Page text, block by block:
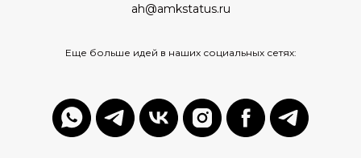
ah@amkstatus.ru
Еще больше идей в наших социальных сетях: